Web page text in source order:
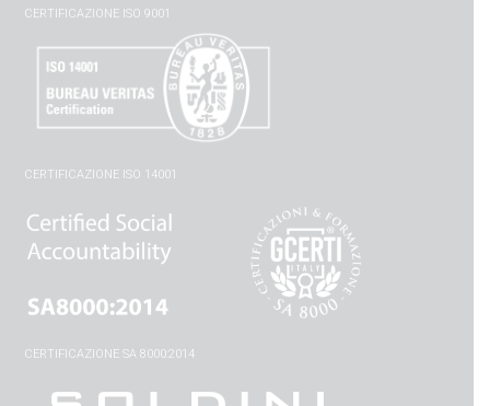
CERTIFICAZIONE ISO 9001
CERTIFICAZIONE ISO 14001
CERTIFICAZIONE SA 8000:2014